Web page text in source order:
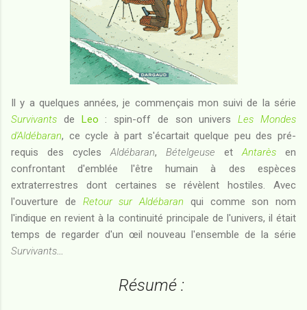
Il y a quelques années, je commençais mon suivi de la série
Survivants de Leo : spin-off de son universLes Mondes
d'Aldébaran, ce cycle à part s'écartait quelque peu des pré-
requis des cycles Aldébaran, Bételgeuse et Antarès en
confrontant d'emblée l'être humain à des espèces
extraterrestres dont certaines se révèlent hostiles. Avec
l'ouverture de Retour sur Aldébaran qui comme son nom
l'indique en revient à la continuité principale de l'univers, il était
temps de regarder d'un œil nouveau l'ensemble de la série
Survivants
Résumé :